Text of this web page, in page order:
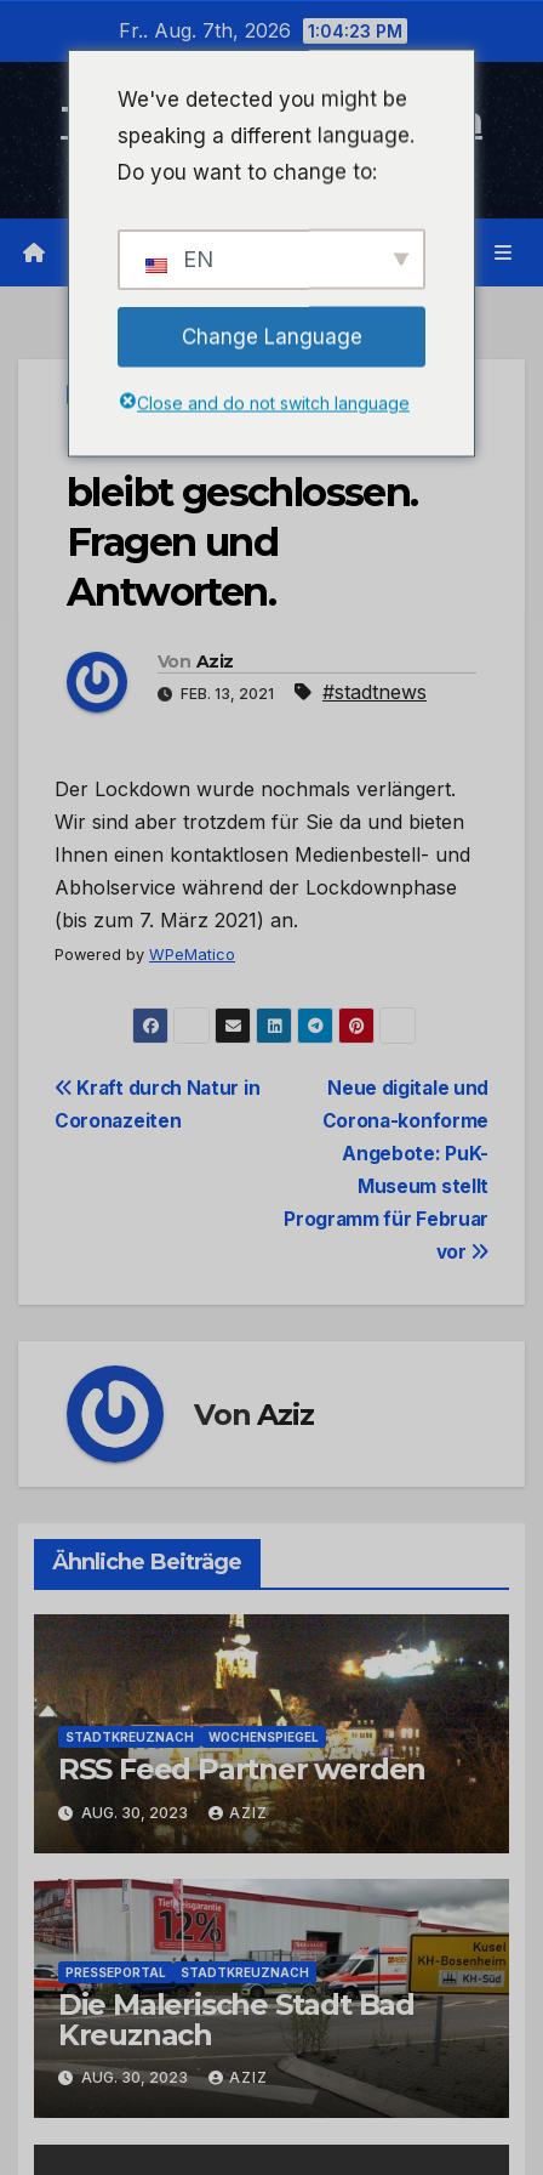
wechseln
Fr.. Aug. 7th, 2026 1:04:23 PM
Timeline Bad Kreuznach
Infonetzwerk für Bad Kreuznach
STADTKREUZNACH
Corona: Bibliothek
bleibt geschlossen.
Fragen und
Antworten.
Von Aziz
FEB. 13, 2021 #stadtnews
Der Lockdown wurde nochmals verlängert.
Wir sind aber trotzdem für Sie da und bieten
Ihnen einen kontaktlosen Medienbestell- und
Abholservice während der Lockdownphase
(bis zum 7. März 2021) an.
Powered by WPeMatico
Beitrags-
Neue digitale und
Corona-konforme
Angebote: PuK-
Museum stellt
Programm für Februar
vor
Kraft durch Natur in
Coronazeiten
VonAziz
Ähnliche Beiträge
STADTKREUZNACH WOCHENSPIEGEL
RSS Feed Partner werden
AUG. 30, 2023 AZIZ
PRESSEPORTAL STADTKREUZNACH
Die Malerische Stadt Bad
Kreuznach
AUG. 30, 2023 AZIZ
We've detected you might be
speaking a different language.
Do you want to change to:
EN
Change Language
Close and do not switch language